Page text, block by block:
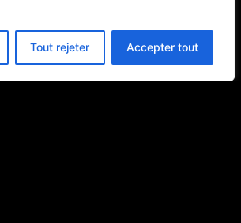
Tout rejeter Accepter tout